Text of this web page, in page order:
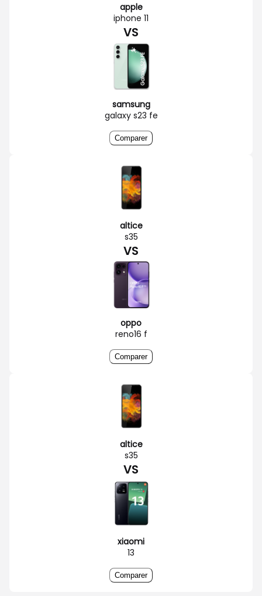
apple
iphone 11
VS
samsung
galaxy s23 fe
Comparer
altice
s35
VS
oppo
reno16 f
Comparer
altice
s35
VS
xiaomi
13
Comparer